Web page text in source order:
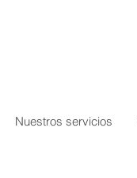
Nuestros servicios